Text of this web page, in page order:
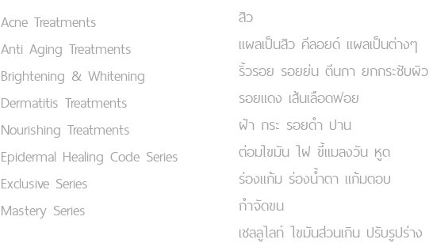
Acne Treatments
Anti Aging Treatments
Brightening & Whitening
Dermatitis Treatments
Nourishing Treatments
Epidermal Healing Code Series
Exclusive Series
Mastery Series
สิว
แผลเป็นสิว คีลอยด์ แผลเป็นต่างๆ
ริ้วรอย รอยย่น ตีนกา ยกกระชับผิว
รอยแดง เส้นเลือดฟอย
ฝ้า กระ รอยดำ ปาน
ต่อมไขมัน ไฝ ขี้แมลงวัน หูด
ร่องแก้ม ร่องน้ำตา แก้มตอบ
กำจัดขน
เชลลูไลท์ ไขมันส่วนเกิน ปรับรูปร่าง